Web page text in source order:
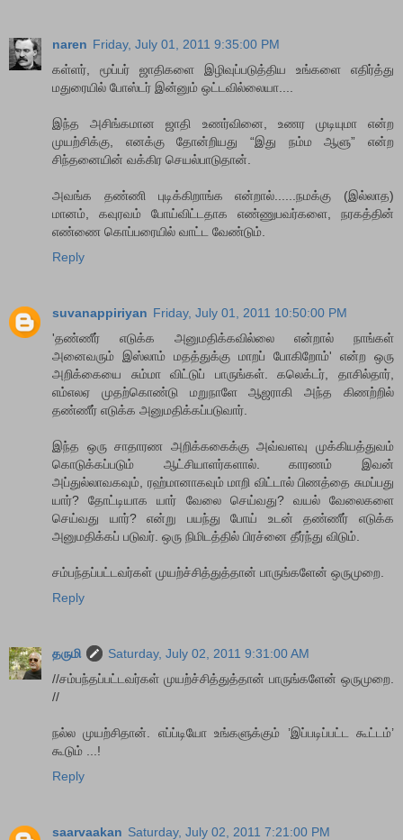
naren Friday, July 01, 2011 9:35:00 PM
கள்ளர், மூப்பர் ஜாதிகளை இழிவுப்படுத்திய உங்களை எதிர்த்து
மதுரையில் போஸ்டர் இன்னும் ஒட்டவில்லையா....
இந்த அசிங்கமான ஜாதி உணர்வினை, உணர முடியுமா என்ற
முயற்சிக்கு, எனக்கு தோன்றியது “இது நம்ம ஆளு” என்ற
சிந்தனையின் வக்கிர செயல்பாடுதான்.
அவங்க தண்ணி புடிக்கிறாங்க என்றால்......நமக்கு (இல்லாத)
மானம், கவுரவம் போய்விட்டதாக எண்ணுபவர்களை, நரகத்தின்
எண்ணை கொப்பரையில் வாட்ட வேண்டும்.
Reply
suvanappiriyan Friday, July 01, 2011 10:50:00 PM
'தண்ணீர் எடுக்க அனுமதிக்கவில்லை என்றால் நாங்கள்
அனைவரும் இஸ்லாம் மதத்துக்கு மாறப் போகிறோம்' என்ற ஒரு
அறிக்கையை சும்மா விட்டுப் பாருங்கள். கலெக்டர், தாசில்தார்,
எம்எலஏ முதற்கொண்டு மறுநாளே ஆஜராகி அந்த கிணற்றில்
தண்ணீர் எடுக்க அனுமதிக்கப்படுவார்.
இந்த ஒரு சாதாரண அறிக்ககைக்கு அவ்வளவு முக்கியத்துவம்
கொடுக்கப்படும் ஆட்சியாளர்களால். காரணம் இவன்
அப்துல்லாவகவும், ரஹ்மானாகவும் மாறி விட்டால் பிணத்தை சுமப்பது
யார்? தோட்டியாக யார் வேலை செய்வது? வயல் வேலைகளை
செய்வது யார்? என்று பயந்து போய் உடன் தண்ணீர் எடுக்க
அனுமதிக்கப் படுவர். ஒரு நிமிடத்தில் பிரச்னை தீர்ந்து விடும்.
சம்பந்தப்பட்டவர்கள் முயற்ச்சித்துத்தான் பாருங்களேன் ஒருமுறை.
Reply
தருமி
Saturday, July 02, 2011 9:31:00 AM
//சம்பந்தப்பட்டவர்கள் முயற்ச்சித்துத்தான் பாருங்களேன் ஒருமுறை.
//
நல்ல முயற்சிதான். எப்ப்டியோ உங்களுக்கும் ’இப்படிப்பட்ட கூட்டம்’
கூடும் ...!
Reply
saarvaakan Saturday, July 02, 2011 7:21:00 PM